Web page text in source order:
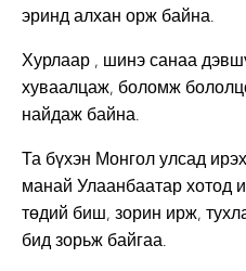
эринд алхан орж байна.
Хурлаар , шинэ санаа
хуваалцаж, боломж
найдаж байна.
Та бүхэн Монгол улсад
манай Улаанбаатар хотод
төдий биш, зорин ирж,
бид зорьж байгаа.